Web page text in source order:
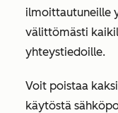
ilmoittautuneille
välittömästi
yhteystiedoille.
Voit poistaa
käytöstä